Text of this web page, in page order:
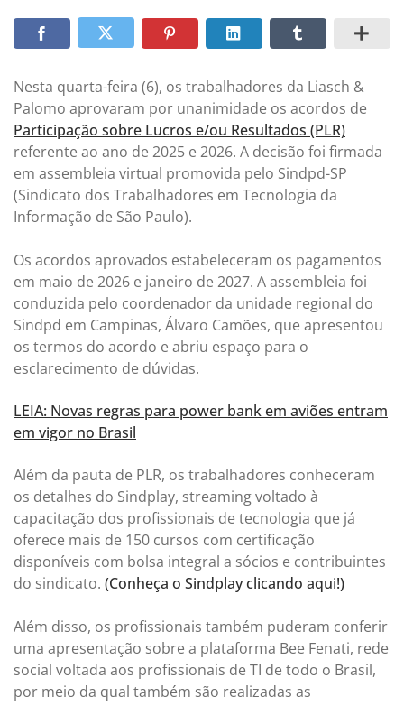
Nesta quarta-feira (6), os trabalhadores da Liasch &
Palomo aprovaram por unanimidade os acordos de
Participação sobre Lucros e/ou Resultados (PLR)
referente ao ano de 2025 e 2026. A decisão foi firmada
em assembleia virtual promovida pelo Sindpd-SP
(Sindicato dos Trabalhadores em Tecnologia da
Informação de São Paulo).
Os acordos aprovados estabeleceram os pagamentos
em maio de 2026 e janeiro de 2027. A assembleia foi
conduzida pelo coordenador da unidade regional do
Sindpd em Campinas, Álvaro Camões, que apresentou
os termos do acordo e abriu espaço para o
esclarecimento de dúvidas.
LEIA: Novas regras para power bank em aviões entram
em vigor no Brasil
Além da pauta de PLR, os trabalhadores conheceram
os detalhes do Sindplay, streaming voltado à
capacitação dos profissionais de tecnologia que já
oferece mais de 150 cursos com certificação
disponíveis com bolsa integral a sócios e contribuintes
do sindicato. (Conheça o Sindplay clicando aqui!)
Além disso, os profissionais também puderam conferir
uma apresentação sobre a plataforma Bee Fenati, rede
social voltada aos profissionais de TI de todo o Brasil,
por meio da qual também são realizadas as